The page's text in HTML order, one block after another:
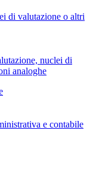
di valutazione o altri
nuclei di
analoghe
e contabile